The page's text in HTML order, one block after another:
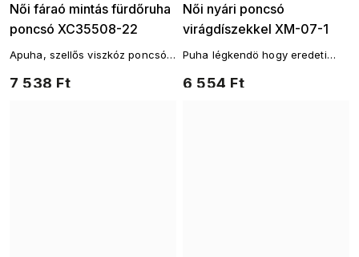
Női fáraó mintás fürdőruha
poncsó XC35508-22
7 538 Ft
Apuha, szellős viszkóz poncsó
szolgál.
Női nyári poncsó
virágdíszekkel XM-07-1
6 554 Ft
Puha légkendö hogy eredeti
fürdőruha felett.